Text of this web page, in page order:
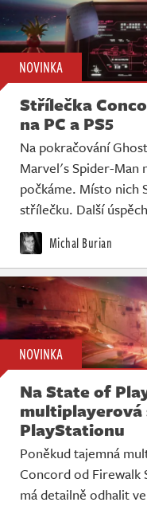
NOVINKA
Střílečka
na PC a PS5
Na pokračování
Marvel's Spider-Man
počkáme. Místo nich
střílečku. Další
Michal Burian
NOVINKA
Na State of
multiplayerová
PlayStationu
Poněkud tajemná
Concord od Firewalk
má detailně odhalit